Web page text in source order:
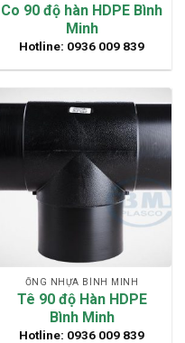
Co 90 độ hàn HDPE Bình
Minh
Hotline: 0936 009 839
ỐNG NHỰA BÌNH MINH
Tê 90 độ Hàn HDPE
Bình Minh
Hotline: 0936 009 839